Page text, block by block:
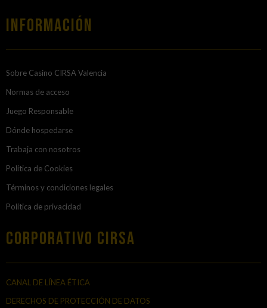
Información
Sobre Casino CIRSA Valencia
Normas de acceso
Juego Responsable
Dónde hospedarse
Trabaja con nosotros
Política de Cookies
Términos y condiciones legales
Política de privacidad
Corporativo Cirsa
CANAL DE LÍNEA ÉTICA
DERECHOS DE PROTECCIÓN DE DATOS